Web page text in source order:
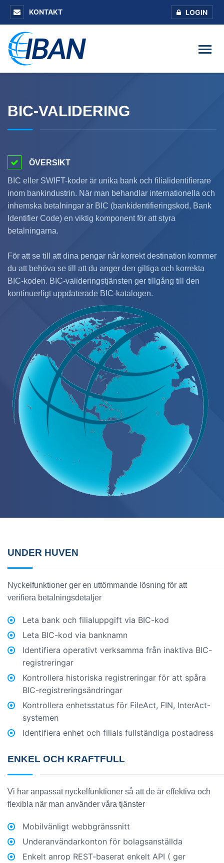
KONTAKT LOGIN
BIC-VALIDERING
ÖVERSIKT
BIC eller SWIFT-koder är unika bank och filialidentifierare
inom bankindustrin. När man behandlar internationella och
inhemska betalningar är BIC (bankidentifieringskod, Bank
Identifier Code) en viktig komponent för att styra
betalningarna.
För att se till att dina pengar når korrekt destination kommer
du att behöva se till att du anger den giltiga och korrekta
BIC-koden. BIC-valideringstjänsten ger tillgång till den
kontinuerligt uppdaterade BIC-katalogen.
UNDER HUVEN
Nyckelfunktioner ger en uttömmande lösning för att
verifiera betalningsdetaljer
Leta bank och filialuppgift via BIC-kod
Leta BIC-kod via banknamn
Identifiera operativt verksamma från inaktiva BIC-
registreringar
Kontrollera historiska registreringar för att spåra
BIC-registreringsändringar
Kontrollera enhetsstatus för FileAct, FIN, InterAct-
systemen
Identifiera enhet och filials fullständiga postadress
ENKEL OCH KRAFTFULL
Vi har anpassat nyckelfunktioner så att de är effektiva och
flexibla när man använder våra tjänster
Mobilvänligt webbgränssnitt
Underanvändarkonton för bolagsanställda
Enkelt anrop REST-baserat enkelt API ( ger